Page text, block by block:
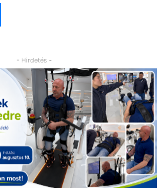
Messenger
- Hirdetés -